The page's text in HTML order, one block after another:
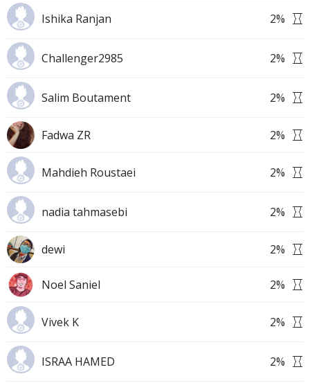
Ishika Ranjan 2%
Challenger2985 2%
Salim Boutament 2%
Fadwa ZR 2%
Mahdieh Roustaei 2%
nadia tahmasebi 2%
dewi 2%
Noel Saniel 2%
Vivek K 2%
ISRAA HAMED 2%